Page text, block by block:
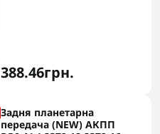
388.46грн.
Задня планетарна
передача (NEW) АКПП